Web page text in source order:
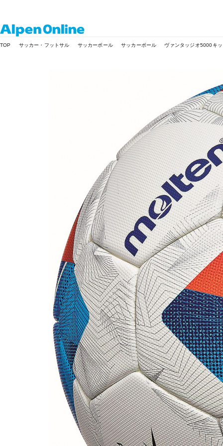
Online
TOP サッカー・フットサル サッカーボール サッカーボール ヴァンタッジオ5000キ